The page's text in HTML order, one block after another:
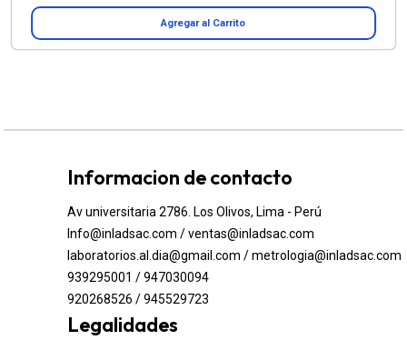
Agregar al Carrito
Informacion de contacto
Av universitaria 2786. Los Olivos, Lima - Perú
Info@inladsac.com / ventas@inladsac.com
laboratorios.al.dia@gmail.com / metrologia@inladsac.com
939295001 / 947030094
920268526 / 945529723
Legalidades